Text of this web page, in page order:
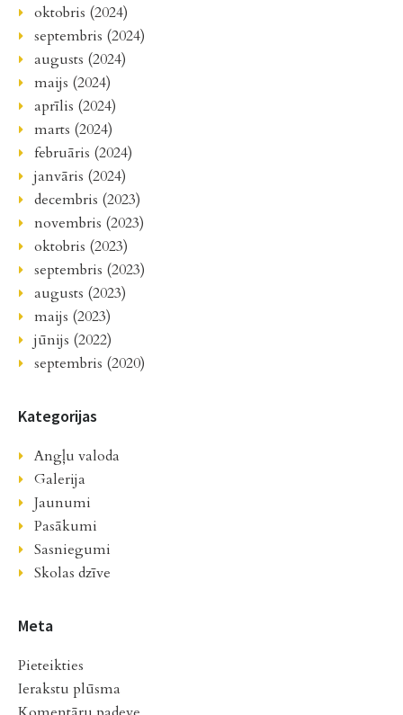
oktobris (2024)
septembris (2024)
augusts (2024)
maijs (2024)
aprīlis (2024)
marts (2024)
februāris (2024)
janvāris (2024)
decembris (2023)
novembris (2023)
oktobris (2023)
septembris (2023)
augusts (2023)
maijs (2023)
jūnijs (2022)
septembris (2020)
Kategorijas
Angļu valoda
Galerija
Jaunumi
Pasākumi
Sasniegumi
Skolas dzīve
Meta
Pieteikties
Ierakstu plūsma